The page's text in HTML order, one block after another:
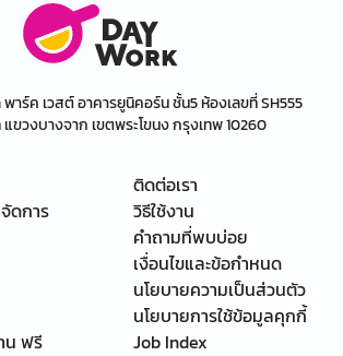
พาร์ค เวสต์ อาคารยูนิคอร์น ชั้น5 ห้องเลขที่ SH555
ขวงบางจาก เขตพระโขนง กรุงเทพ 10260
ดการ
น ฟรี
ติดต่อเรา
วิธีใช้งาน
คำถามที่พบบ่อย
เงื่อนไขและข้อกำหนด
นโยบายความเป็นส่วนตัว
นโยบายการใช้ข้อมูลคุกกี้
Job Index